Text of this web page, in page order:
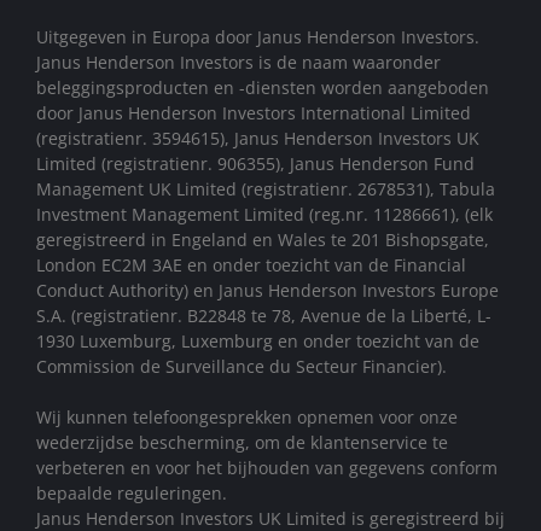
Uitgegeven in Europa door Janus Henderson Investors.
Janus Henderson Investors is de naam waaronder
beleggingsproducten en -diensten worden aangeboden
door Janus Henderson Investors International Limited
(registratienr. 3594615), Janus Henderson Investors UK
Limited (registratienr. 906355), Janus Henderson Fund
Management UK Limited (registratienr. 2678531), Tabula
Investment Management Limited (reg.nr. 11286661), (elk
geregistreerd in Engeland en Wales te 201 Bishopsgate,
London EC2M 3AE en onder toezicht van de Financial
Conduct Authority) en Janus Henderson Investors Europe
S.A. (registratienr. B22848 te 78, Avenue de la Liberté, L-
1930 Luxemburg, Luxemburg en onder toezicht van de
Commission de Surveillance du Secteur Financier).
Wij kunnen telefoongesprekken opnemen voor onze
wederzijdse bescherming, om de klantenservice te
verbeteren en voor het bijhouden van gegevens conform
bepaalde reguleringen.
Janus Henderson Investors UK Limited is geregistreerd bij